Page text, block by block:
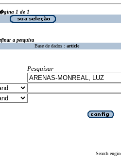
1 de 1
a pesquisa
Base de dados : article
Pesquisar
Search